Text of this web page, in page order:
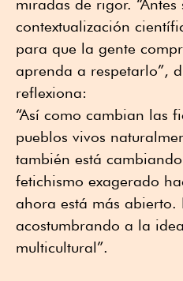
miradas de rigor.
contextualización
para que la gente
aprenda a respetarlo”,
reflexiona:
“Así como cambian las
pueblos vivos
también está
fetichismo exagerado
ahora está más abierto.
acostumbrando a la
multicultural”.